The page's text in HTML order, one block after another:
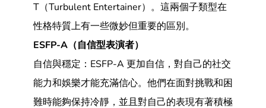
T（Turbulent Entertainer）。這兩個子類型在
性格特質上有一些微妙但重要的區別。
ESFP-A（自信型表演者）
自信與穩定：ESFP-A 更加自信，對自己的社交
能力和娛樂才能充滿信心。他們在面對挑戰和困
難時能夠保持冷靜，並且對自己的表現有著積極